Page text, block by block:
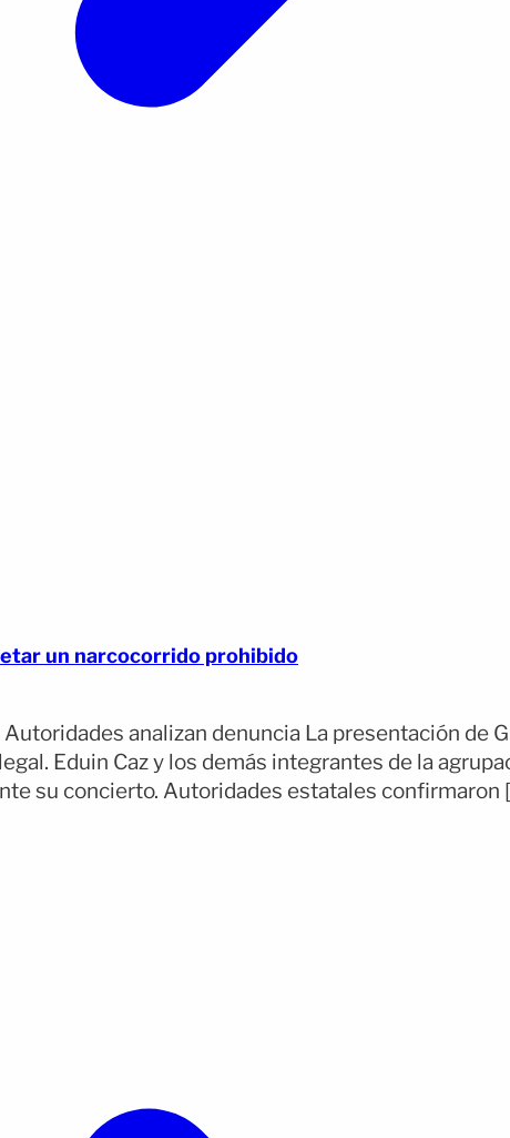
un narcocorrido prohibido
analizan denuncia La presentación de
Eduin Caz y los demás integrantes de la
su concierto. Autoridades estatales confirmaron